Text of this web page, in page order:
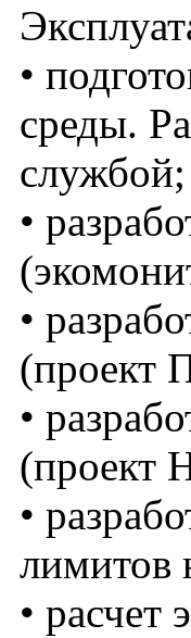
•
среды.
службой;
•
•
(проект
•
(проект
•
лимитов
• расчет